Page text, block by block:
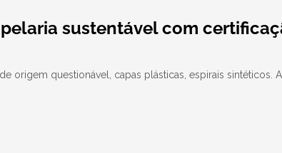
sustentável com
origem questionável, capas plásticas, espirais sintéticos.